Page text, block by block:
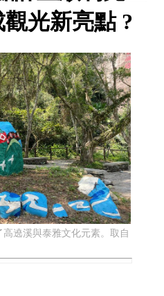
光新亮點 ?
遶溪與泰雅文化元素。取自